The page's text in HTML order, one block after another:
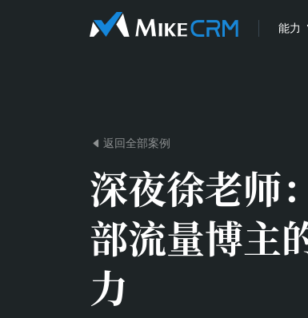
能力
 返回全部案例
深夜徐老师：
部流量博主
力